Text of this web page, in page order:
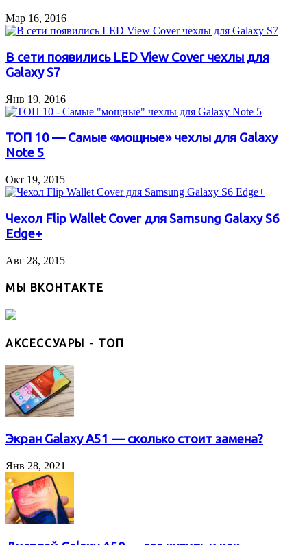
Мар 16, 2016
В сети появились LED View Cover чехлы для
Galaxy S7
Янв 19, 2016
ТОП 10 — Самые «мощные» чехлы для Galaxy
Note 5
Окт 19, 2015
Чехол Flip Wallet Cover для Samsung Galaxy S6
Edge+
Авг 28, 2015
МЫ ВКОНТАКТЕ
АКСЕССУАРЫ - ТОП
Экран Galaxy A51 — сколько стоит замена?
Янв 28, 2021